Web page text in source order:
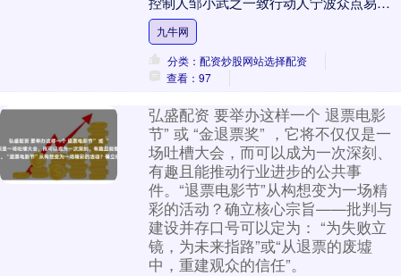
业管理合伙企业（有限合伙）在股票异动
期间....
九牛网
分类：配资炒股网站选择配资
查看：97
弘盛配资 要举办这样一个 退票电影
节” 或 “金退票奖” ，它将不仅仅是一
场吐槽大会，而可以成为一次深刻、
有趣且能推动行业进步的公共事
件。“退票电影节”从构想变为一场精
彩的活动？确立核心宗旨——批判与
建设并存口号可以定为： “为失败立
镜，为未来指路”或“从退票的废墟
中，重建观众的信任”。